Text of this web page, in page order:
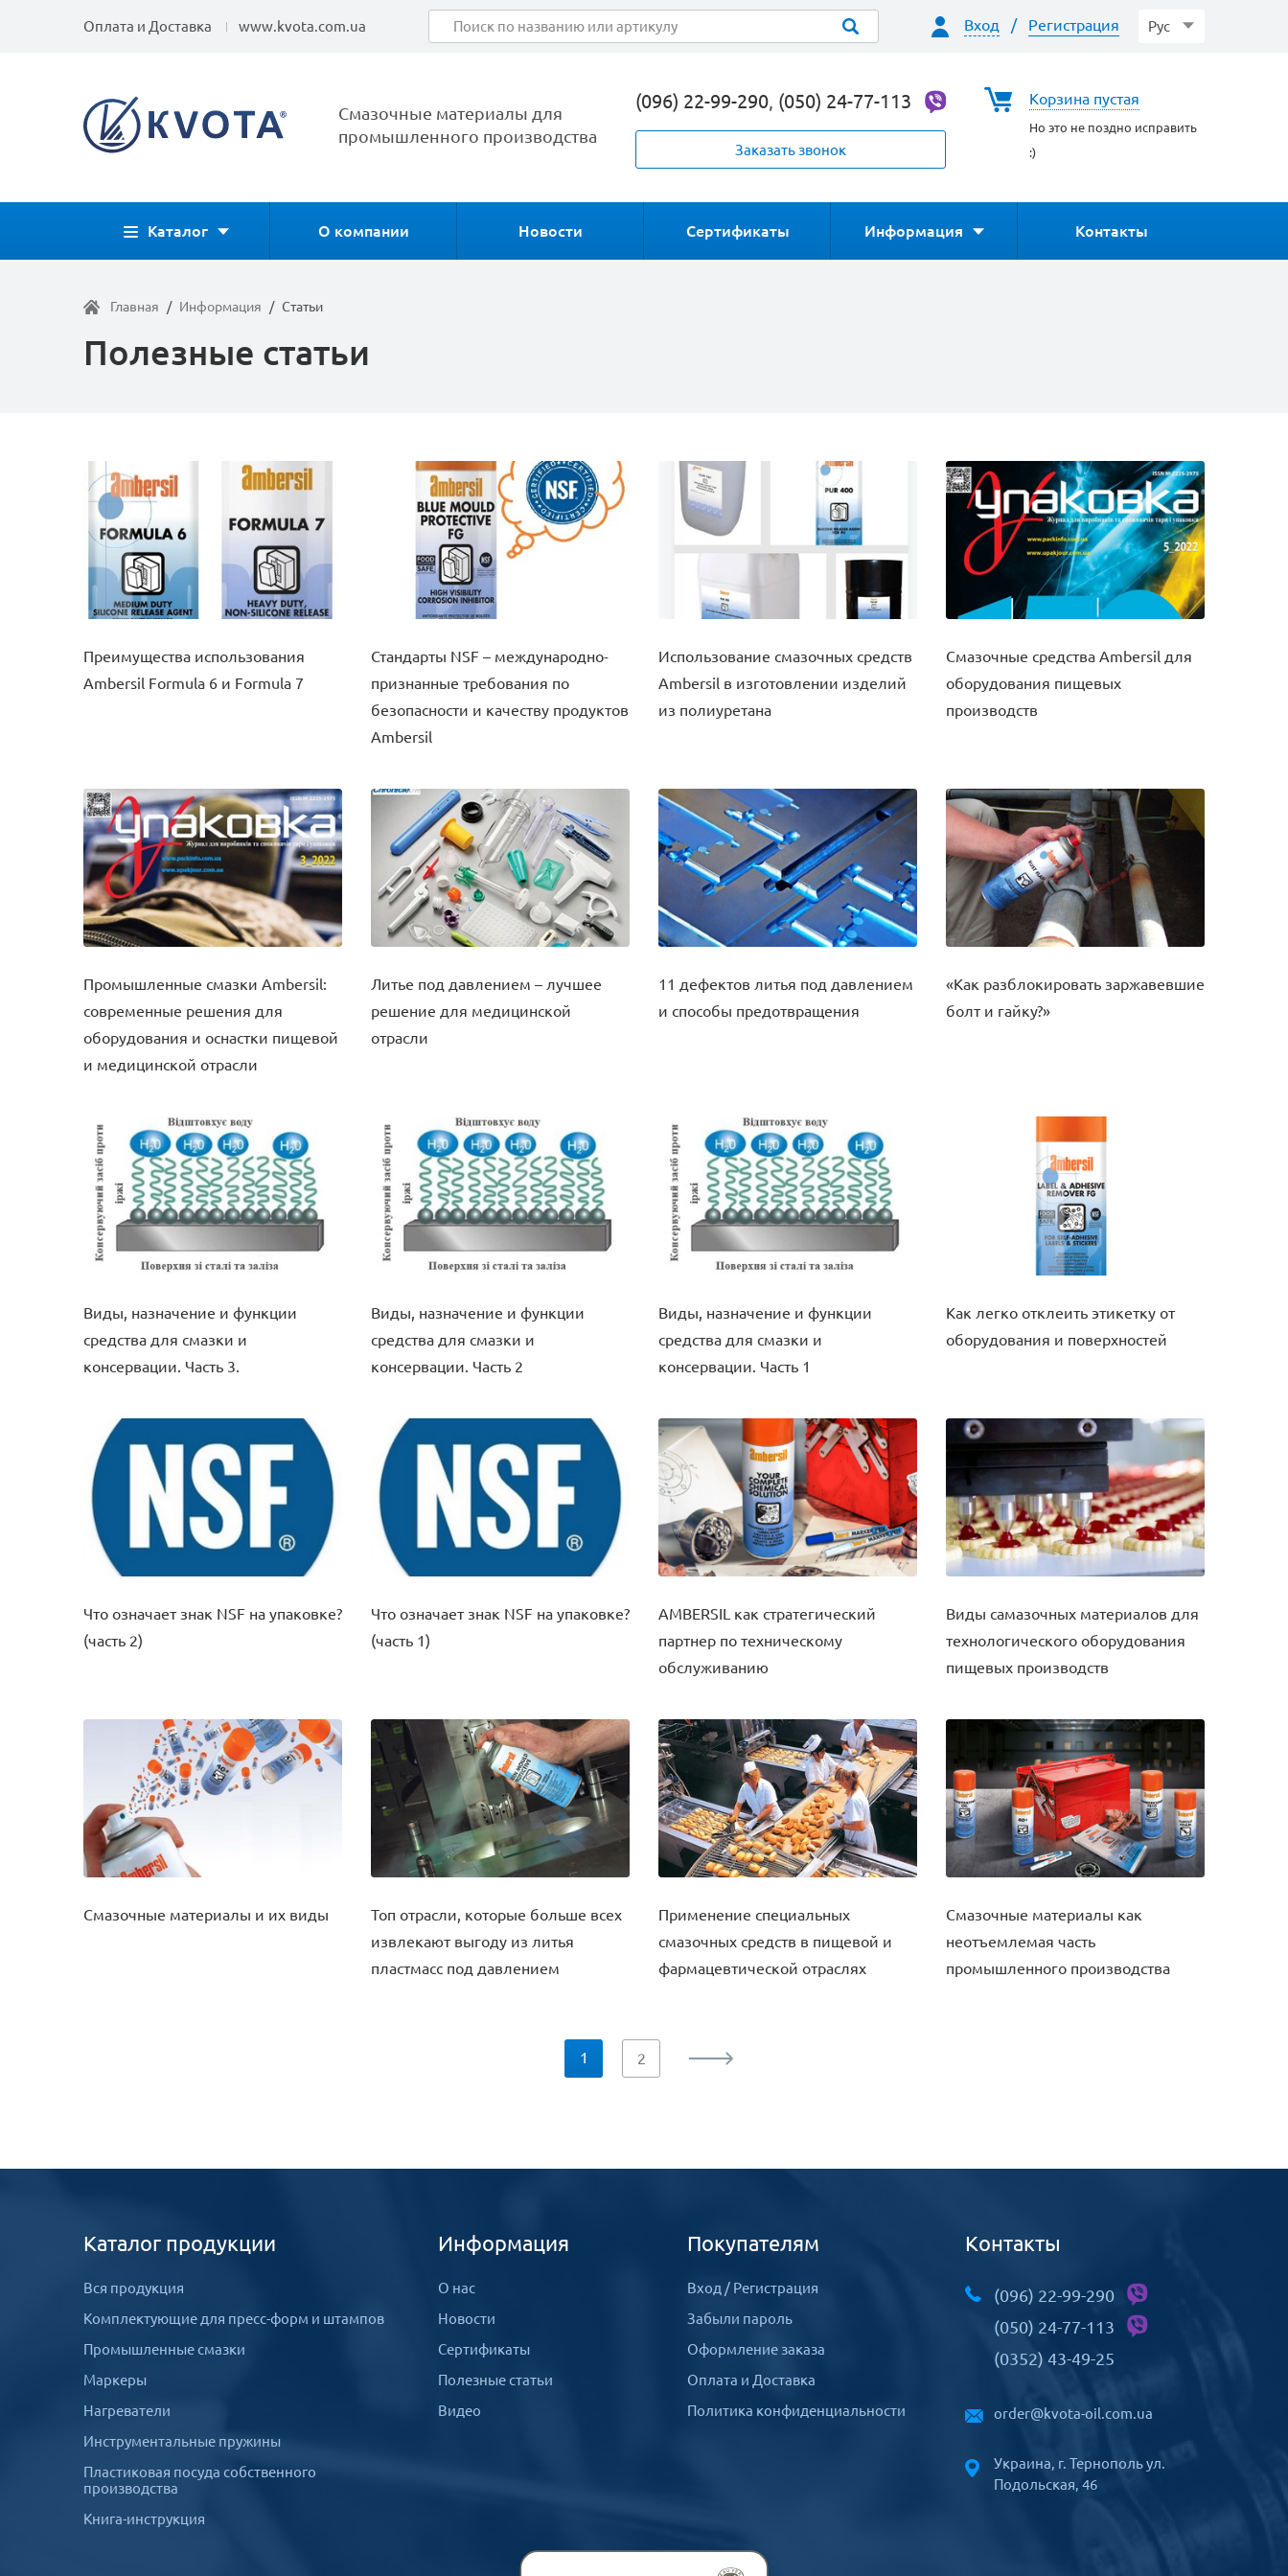
Оплата и Доставка www.kvota.com.ua Рус
Вход / Регистрация
Смазочные материалы для
промышленного производства
Корзина пустая
Но это не поздно исправить
:)
(096) 22-99-290, (050) 24-77-113
Заказать звонок
Каталог О компании Новости Сертификаты Информация Контакты
Главная / Информация / Статьи
Полезные статьи
Преимущества использования
Ambersil Formula 6 и Formula 7
Стандарты NSF – международно-
признанные требования по
безопасности и качеству продуктов
Ambersil
Использование смазочных средств
Ambersil в изготовлении изделий
из полиуретана
Смазочные средства Ambersil для
оборудования пищевых
производств
Промышленные смазки Ambersil:
современные решения для
оборудования и оснастки пищевой
и медицинской отрасли
Литье под давлением – лучшее
решение для медицинской
отрасли
11 дефектов литья под давлением
и способы предотвращения
«Как разблокировать заржавевшие
болт и гайку?»
Виды, назначение и функции
средства для смазки и
консервации. Часть 3.
Виды, назначение и функции
средства для смазки и
консервации. Часть 2
Виды, назначение и функции
средства для смазки и
консервации. Часть 1
Как легко отклеить этикетку от
оборудования и поверхностей
Что означает знак NSF на упаковке?
(часть 2)
Что означает знак NSF на упаковке?
(часть 1)
AMBERSIL как стратегический
партнер по техническому
обслуживанию
Виды самазочных материалов для
технологического оборудования
пищевых производств
Смазочные материалы и их виды
Топ отрасли, которые больше всех
извлекают выгоду из литья
пластмасс под давлением
Применение специальных
смазочных средств в пищевой и
фармацевтической отраслях
Смазочные материалы как
неотъемлемая часть
промышленного производства
1 2
Каталог продукции
Вся продукция
Комплектующие для пресс-форм и штампов
Промышленные смазки
Маркеры
Нагреватели
Инструментальные пружины
Пластиковая посуда собственного
производства
Книга-инструкция
Информация
О нас
Новости
Сертификаты
Полезные статьи
Видео
Покупателям
Вход / Регистрация
Забыли пароль
Оформление заказа
Оплата и Доставка
Политика конфиденциальности
Контакты
(096) 22-99-290
(050) 24-77-113
(0352) 43-49-25
order@kvota-oil.com.ua
Украина, г. Тернополь ул.
Подольская, 46